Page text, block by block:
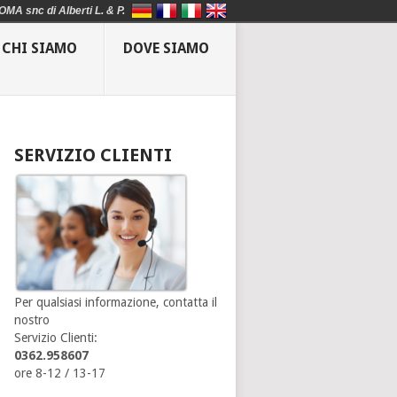
CHI SIAMO DOVE SIAMO
SERVIZIO CLIENTI
Per qualsiasi informazione, contatta il
nostro
Servizio Clienti:
0362.958607
ore 8-12 / 13-17
snc di Alberti L. & P.